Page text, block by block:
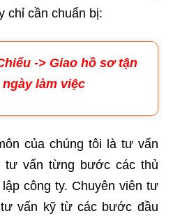
chỉ cần chuẩn bị:
-> Giao hồ sơ tận
làm việc
của chúng tôi là tư vấn
tư vấn từng bước các thủ
công ty. Chuyên viên tư
vấn kỹ từ các bước đầu